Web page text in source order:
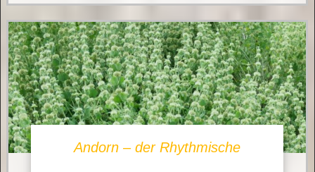
Andorn – der Rhythmische